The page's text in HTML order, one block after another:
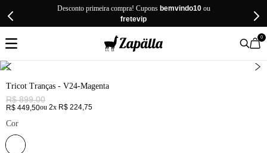
Desconto primeira compra! Cupons bemvindo10ou
fretevip
0
Tricot Tranças - V24-Magenta
R$ 899,00
R$ 449,50ou 2x R$ 224,75
Cor